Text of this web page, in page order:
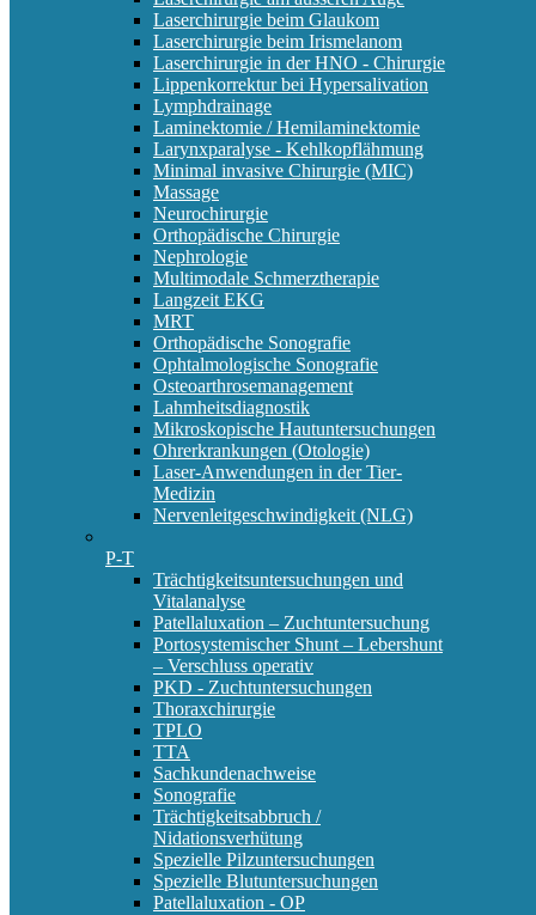
Laserchirurgie beim Glaukom
Laserchirurgie beim Irismelanom
Laserchirurgie in der HNO - Chirurgie
Lippenkorrektur bei Hypersalivation
Lymphdrainage
Laminektomie / Hemilaminektomie
Larynxparalyse - Kehlkopflähmung
Minimal invasive Chirurgie (MIC)
Massage
Neurochirurgie
Orthopädische Chirurgie
Nephrologie
Multimodale Schmerztherapie
Langzeit EKG
MRT
Orthopädische Sonografie
Ophtalmologische Sonografie
Osteoarthrosemanagement
Lahmheitsdiagnostik
Mikroskopische Hautuntersuchungen
Ohrerkrankungen (Otologie)
Laser-Anwendungen in der Tier-
Medizin
Nervenleitgeschwindigkeit (NLG)
P-T
Trächtigkeitsuntersuchungen und
Vitalanalyse
Patellaluxation – Zuchtuntersuchung
Portosystemischer Shunt – Lebershunt
– Verschluss operativ
PKD - Zuchtuntersuchungen
Thoraxchirurgie
TPLO
TTA
Sachkundenachweise
Sonografie
Trächtigkeitsabbruch /
Nidationsverhütung
Spezielle Pilzuntersuchungen
Spezielle Blutuntersuchungen
Patellaluxation - OP